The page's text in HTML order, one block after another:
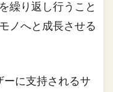
繰り返し行うこと
ノへと成長させる
に支持されるサ